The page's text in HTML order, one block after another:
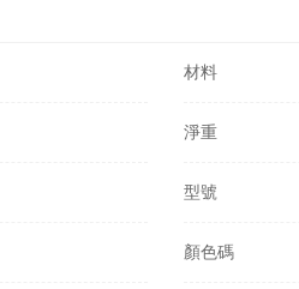
材料
淨重
型號
顏色碼